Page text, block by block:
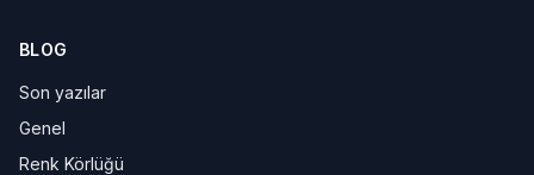
BLOG
Son yazılar
Genel
Renk Körlüğü